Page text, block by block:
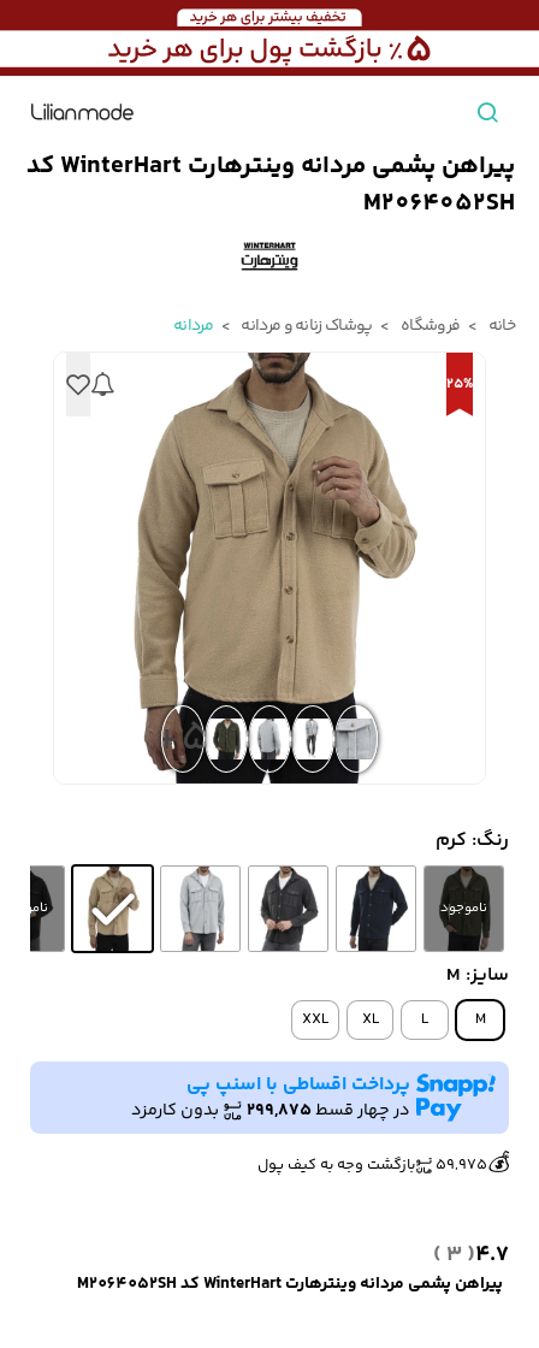
زنانه
مشاهده همه محصولات
بارانی مردانه پالتو مردانه
جوراب مردانه کت مردانه
شلوارک مردانه ژاکت و پلیور مردانه
شلوار جین مردانه
شلوار پارچه ای
مردانه
سویشرت و هودی
مردانه
اکسسوری مردانه پوشت مردانه
کیف مردانه
کفش مردانه
لباس زیر و راحتی
لباس زیر مردانه لباس راحتی مردانه
پیراهن پشمی مردانه وینترهارت WinterHart کد
M2064052SH
خانه فروشگاه پوشاک زنانه و مردانه مردانه
25%
+5
4.7
( 3 )
پیراهن پشمی مردانه وینترهارت WinterHart کد M2064052SH
رنگ: کرم
سایز: M
M
L
XL
XXL
پرداخت اقساطی با اسنپ پی
در چهار قسط299,875 بدون کارمزد 🔥
👀
💰
59,975 بازگشت وجه به کیف پول